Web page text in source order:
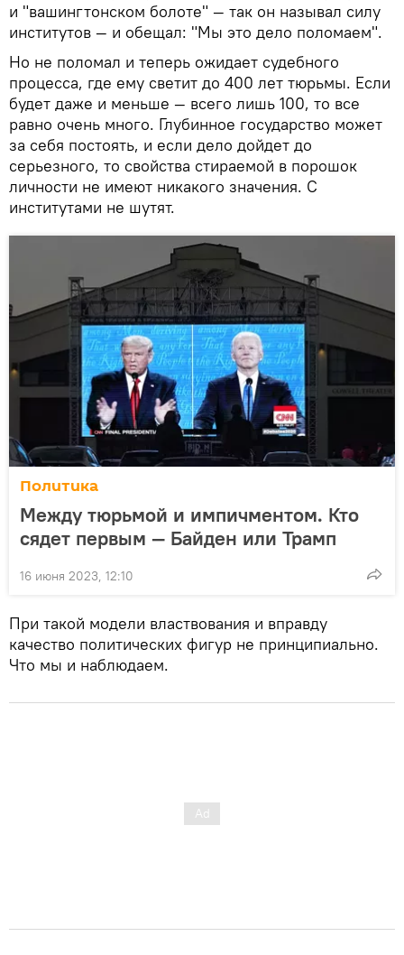
и "вашингтонском болоте" — так он называл силу
институтов — и обещал: "Мы это дело поломаем".
Но не поломал и теперь ожидает судебного
процесса, где ему светит до 400 лет тюрьмы. Если
будет даже и меньше — всего лишь 100, то все
равно очень много. Глубинное государство может
за себя постоять, и если дело дойдет до
серьезного, то свойства стираемой в порошок
личности не имеют никакого значения. С
институтами не шутят.
Политика
Между тюрьмой и импичментом. Кто
сядет первым — Байден или Трамп
16 июня 2023, 12:10
При такой модели властвования и вправду
качество политических фигур не принципиально.
Что мы и наблюдаем.